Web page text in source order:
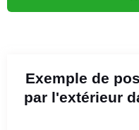
Exemple de
par l'extérieur